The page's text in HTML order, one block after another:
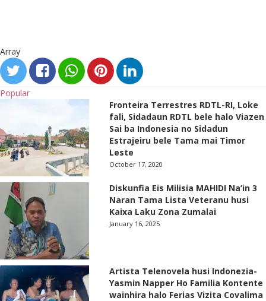
Array
Popular
Fronteira Terrestres RDTL-RI, Loke
fali, Sidadaun RDTL bele halo Viazen
Sai ba Indonesia no Sidadun
Estrajeiru bele Tama mai Timor
Leste
October 17, 2020
Diskunfia Eis Milisia MAHIDI Na’in 3
Naran Tama Lista Veteranu husi
Kaixa Laku Zona Zumalai
January 16, 2025
Artista Telenovela husi Indonezia-
Yasmin Napper Ho Familia Kontente
wainhira halo Ferias Vizita Covalima